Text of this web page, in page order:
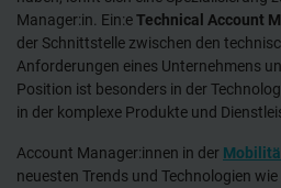
Manager:in. Ein:eTechnical Account
der Schnittstelle zwischen den
Anforderungen eines Unternehmens
Position ist besonders in der
in der komplexe Produkte und
Account Manager:innen in der
neuesten Trends und Technologien